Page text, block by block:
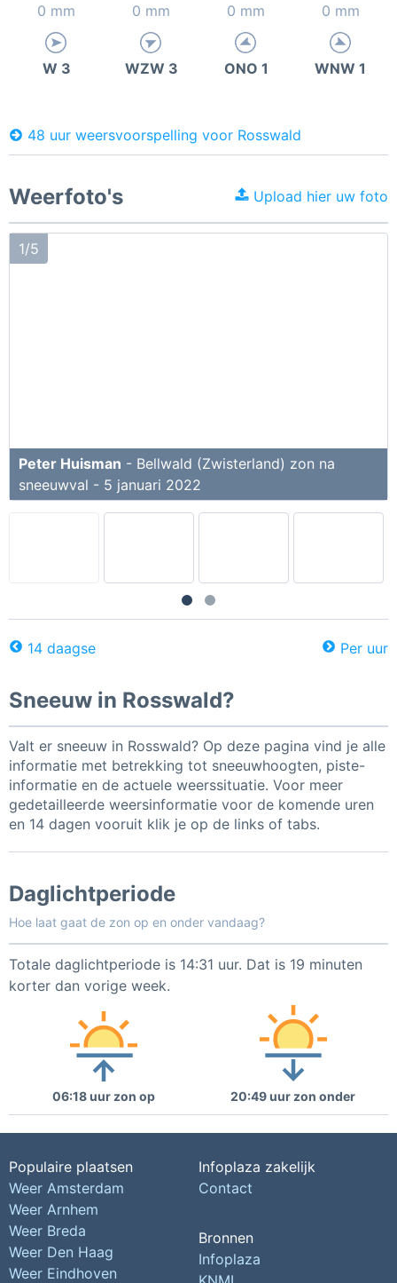
0 mm 0 mm 0 mm 0 mm
W 3 WZW 3 ONO 1 WNW 1
48 uur weersvoorspelling voor Rosswald
Weerfoto's Upload hier uw foto
1/5
Peter Huisman - Bellwald (Zwisterland) zon na
sneeuwval - 5 januari 2022
14 daagse Per uur
Sneeuw in Rosswald?
Valt er sneeuw in Rosswald? Op deze pagina vind je alle
informatie met betrekking tot sneeuwhoogten, piste-
informatie en de actuele weerssituatie. Voor meer
gedetailleerde weersinformatie voor de komende uren
en 14 dagen vooruit klik je op de links of tabs.
Daglichtperiode
Hoe laat gaat de zon op en onder vandaag?
Totale daglichtperiode is 14:31 uur. Dat is 19 minuten
korter dan vorige week.
06:18 uur zon op 20:49 uur zon onder
Populaire plaatsen
Weer Amsterdam
Weer Arnhem
Weer Breda
Weer Den Haag
Weer Eindhoven
Infoplaza zakelijk
Contact
Bronnen
Infoplaza